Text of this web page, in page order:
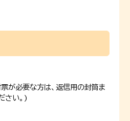
が必要な方は、返信用の封筒ま
さい。)